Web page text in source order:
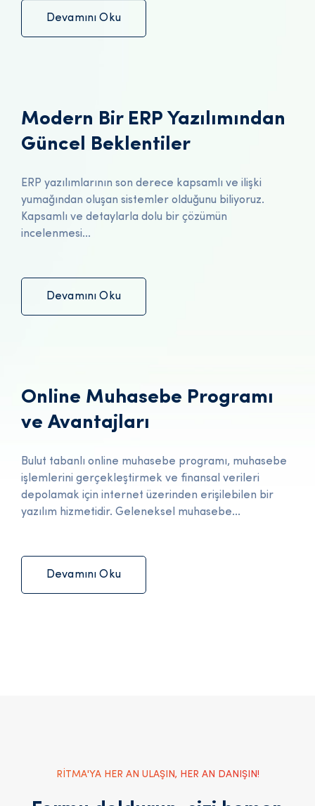
Devamını Oku
Modern Bir ERP Yazılımından
Güncel Beklentiler
ERP yazılımlarının son derece kapsamlı ve ilişki
yumağından oluşan sistemler olduğunu biliyoruz.
Kapsamlı ve detaylarla dolu bir çözümün
incelenmesi...
Devamını Oku
Online Muhasebe Programı
ve Avantajları
Bulut tabanlı online muhasebe programı, muhasebe
işlemlerini gerçekleştirmek ve finansal verileri
depolamak için internet üzerinden erişilebilen bir
yazılım hizmetidir. Geleneksel muhasebe...
Devamını Oku
RİTMA'YA HER AN ULAŞIN, HER AN DANIŞIN!